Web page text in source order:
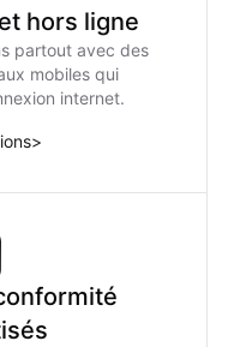
hors ligne
partout avec des
mobiles qui
internet.
>